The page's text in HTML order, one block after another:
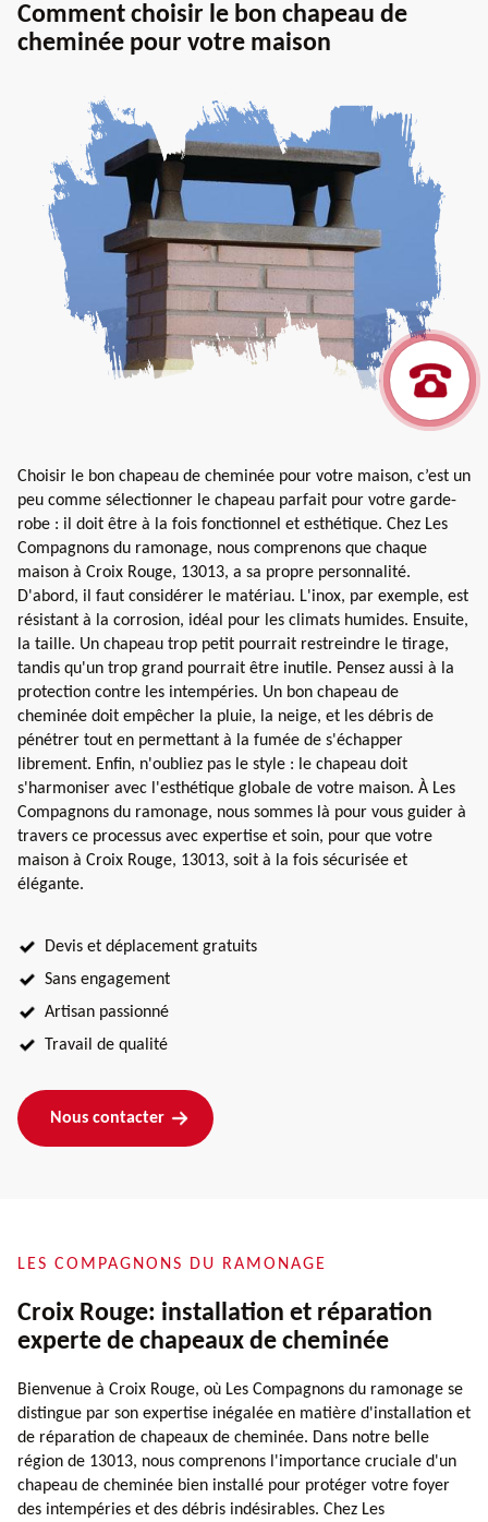
Comment choisir le bon chapeau de
cheminée pour votre maison
Choisir le bon chapeau de cheminée pour votre maison, c’est un
peu comme sélectionner le chapeau parfait pour votre garde-
robe : il doit être à la fois fonctionnel et esthétique. Chez Les
Compagnons du ramonage, nous comprenons que chaque
maison à Croix Rouge, 13013, a sa propre personnalité.
D'abord, il faut considérer le matériau. L'inox, par exemple, est
résistant à la corrosion, idéal pour les climats humides. Ensuite,
la taille. Un chapeau trop petit pourrait restreindre le tirage,
tandis qu'un trop grand pourrait être inutile. Pensez aussi à la
protection contre les intempéries. Un bon chapeau de
cheminée doit empêcher la pluie, la neige, et les débris de
pénétrer tout en permettant à la fumée de s'échapper
librement. Enfin, n'oubliez pas le style : le chapeau doit
s'harmoniser avec l'esthétique globale de votre maison. À Les
Compagnons du ramonage, nous sommes là pour vous guider à
travers ce processus avec expertise et soin, pour que votre
maison à Croix Rouge, 13013, soit à la fois sécurisée et
élégante.
Devis et déplacement gratuits
Sans engagement
Artisan passionné
Travail de qualité
Nous contacter
LES COMPAGNONS DU RAMONAGE
Croix Rouge: installation et réparation
experte de chapeaux de cheminée
Bienvenue à Croix Rouge, où Les Compagnons du ramonage se
distingue par son expertise inégalée en matière d'installation et
de réparation de chapeaux de cheminée. Dans notre belle
région de 13013, nous comprenons l'importance cruciale d'un
chapeau de cheminée bien installé pour protéger votre foyer
des intempéries et des débris indésirables. Chez Les